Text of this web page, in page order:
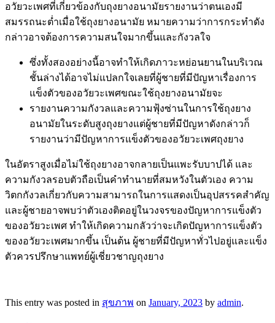
อวัยวะเพศที่เกี่ยวข้องกับถุงยางอนามัยรายงานว่าตนเองมี
สมรรถนะต่ำเมื่อใช้ถุงยางอนามัย หมายความว่าการกระทำดัง
กล่าวอาจต้องการความสนใจมากขึ้นและกังวลใจ
ซึ่งทั้งสองอย่างนี้อาจทำให้เกิดภาวะหย่อนยานในบริเวณ
ชั้นล่างได้อาจไม่แปลกใจเลยที่ผู้ชายที่มีปัญหาเรื่องการ
แข็งตัวของอวัยวะเพศขณะใช้ถุงยางอนามัยจะ
รายงานความกังวลและความฟุ้งซ่านในการใช้ถุงยาง
อนามัยในระดับสูงถุงยางแต่ผู้ชายที่มีปัญหาดังกล่าวก็
รายงานว่ามีปัญหาการแข็งตัวของอวัยวะเพศถุงยาง
ในอัตราสูงเมื่อไม่ใช้ถุงยางอาจกลายเป็นแพะรับบาปได้ และ
ความกังวลรอบตัวถือเป็นคำทำนายที่สมหวังในตัวเอง ความ
วิตกกังวลเกี่ยวกับความสามารถในการแสดงเป็นอุปสรรคสำคัญ
และผู้ชายอาจพบว่าตัวเองติดอยู่ในวงจรของปัญหาการแข็งตัว
ของอวัยวะเพศ ทำให้เกิดความกลัวว่าจะเกิดปัญหาการแข็งตัว
ของอวัยวะเพศมากขึ้น เป็นต้น ผู้ชายที่มีปัญหาทั่วไปอยู่และแข็ง
ตัวควรปรึกษาแพทย์ผู้เชี่ยวชาญถุงยาง
This entry was posted in สุขภาพ on January, 2023 by admin.